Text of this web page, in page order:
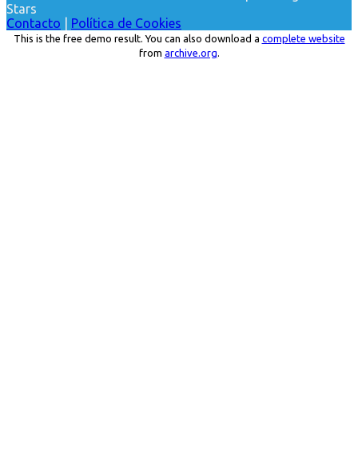
Stars
Contacto
Política de Cookies
This is the free demo result. You can also download a complete website
from archive.org.